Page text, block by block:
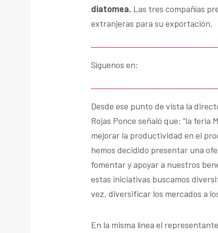
diatomea. Las tres compañías
extranjeras para su exportación.
Síguenos en:
Desde ese punto de vista la
Rojas Ponce señaló que: “la
mejorar la productividad en el
hemos decidido presentar una
fomentar y apoyar a nuestros
estas iniciativas buscamos
vez, diversificar los mercados a
En la misma línea el